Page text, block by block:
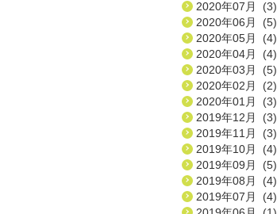
2020年07月 (3)
2020年06月 (5)
2020年05月 (4)
2020年04月 (4)
2020年03月 (5)
2020年02月 (2)
2020年01月 (3)
2019年12月 (3)
2019年11月 (3)
2019年10月 (4)
2019年09月 (5)
2019年08月 (4)
2019年07月 (4)